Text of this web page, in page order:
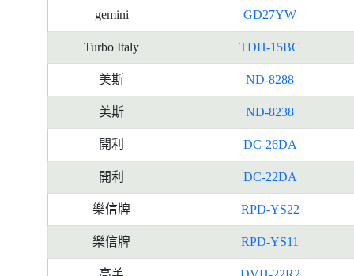
gemini GD27YW
Turbo Italy TDH-15BC
美斯 ND-8288
美斯 ND-8238
開利 DC-26DA
開利 DC-22DA
樂信牌 RPD-YS22
樂信牌 RPD-YS11